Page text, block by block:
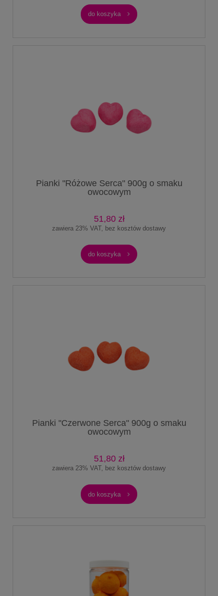
do koszyka
Pianki "Różowe Serca" 900g o smaku
owocowym
51,80 zł
zawiera 23% VAT, bez kosztów dostawy
do koszyka
Pianki "Czerwone Serca" 900g o smaku
owocowym
51,80 zł
zawiera 23% VAT, bez kosztów dostawy
do koszyka